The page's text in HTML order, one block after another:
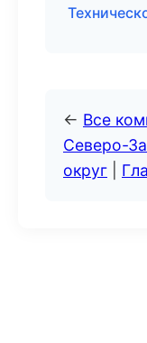
← Все
Северо-
округ